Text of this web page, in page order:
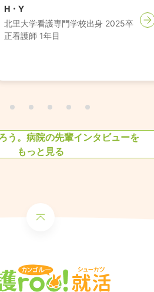
H・Y
北里大学看護専門学校出身 2025卒
正看護師 1年目
う。病院の先輩インタビューを
もっと見る